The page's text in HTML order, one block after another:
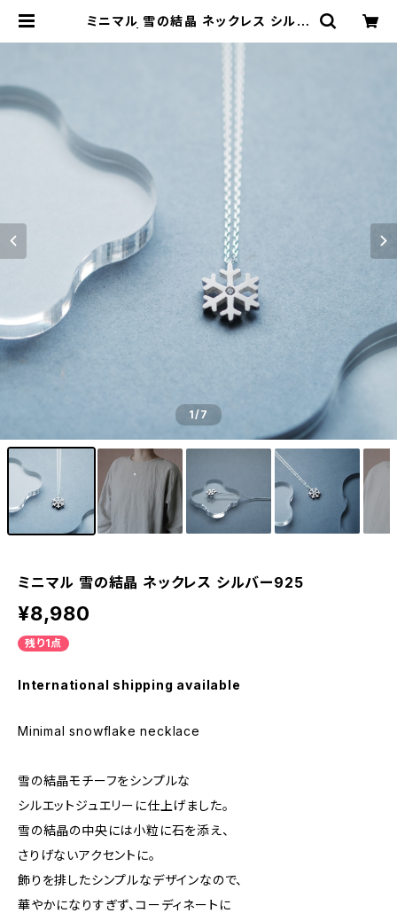
ミニマル 雪の結晶 ネックレス シルバ
1/7
ミニマル 雪の結晶 ネックレス シルバー925
¥8,980
残り1点
International shipping available
Minimal snowflake necklace
雪の結晶モチーフをシンプルな
シルエットジュエリーに仕上げました。
雪の結晶の中央には小粒に石を添え、
さりげないアクセントに。
飾りを排したシンプルなデザインなので、
華やかになりすぎず、コーディネートに